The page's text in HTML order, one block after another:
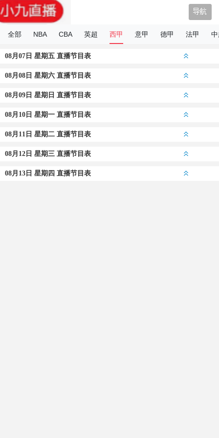
全部 NBA CBA 英超 西甲 意甲 德甲 法甲
08月07日 星期五 直播节目表
08月08日 星期六 直播节目表
08月09日 星期日 直播节目表
08月10日 星期一 直播节目表
08月11日 星期二 直播节目表
08月12日 星期三 直播节目表
08月13日 星期四 直播节目表